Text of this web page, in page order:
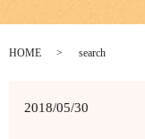
HOME search
2018/05/30